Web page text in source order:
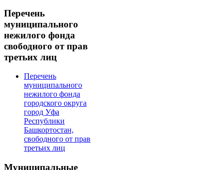
Перечень
муниципального
нежилого фонда
свободного от прав
третьих лиц
Перечень
муниципального
нежилого фонда
городского округа
город Уфа
Республики
Башкортостан,
свободного от прав
третьих лиц
Муниципальные